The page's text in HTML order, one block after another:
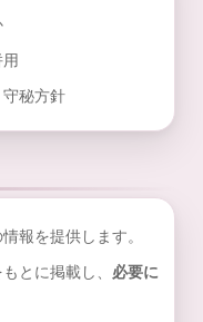
秘方針
報を提供します。
とに掲載し、 必要に